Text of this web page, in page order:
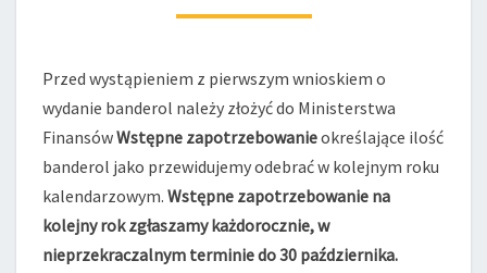
(WINO)
Przed wystąpieniem z pierwszym wnioskiem o
wydanie banderol należy złożyć do Ministerstwa
FinansówWstępne zapotrzebowanieokreślające ilość
banderol jako przewidujemy odebrać w kolejnym roku
kalendarzowym. Wstępne zapotrzebowanie na
kolejny rok zgłaszamy każdorocznie, w
nieprzekraczalnym terminie do 30 października.